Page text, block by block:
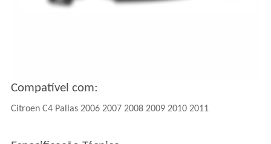
Compatível com:
Citroen C4 Pallas 2006 2007 2008 2009 2010 2011